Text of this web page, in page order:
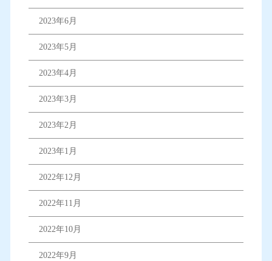
2023年6月
2023年5月
2023年4月
2023年3月
2023年2月
2023年1月
2022年12月
2022年11月
2022年10月
2022年9月